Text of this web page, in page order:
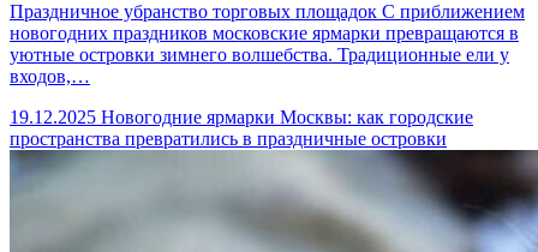
Праздничное убранство торговых площадок С приближением
новогодних праздников московские ярмарки превращаются в
уютные островки зимнего волшебства. Традиционные ели у
входов,…
19.12.2025 Новогодние ярмарки Москвы: как городские
пространства превратились в праздничные островки